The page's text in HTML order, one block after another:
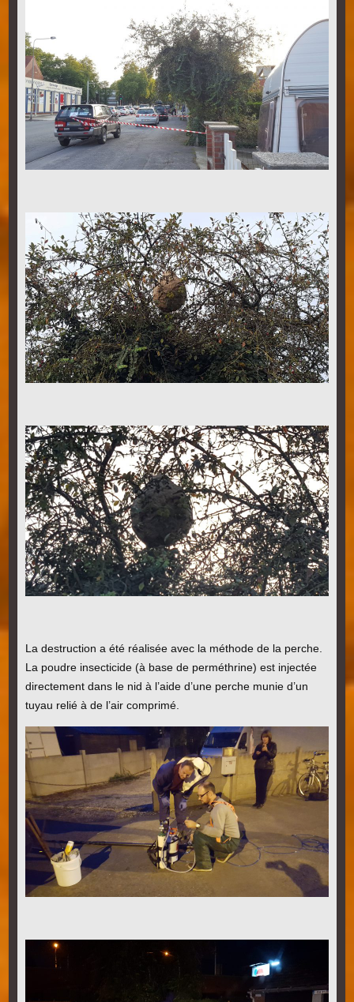
La destruction a été réalisée avec la méthode de la perche.
La poudre insecticide (à base de perméthrine) est injectée
directement dans le nid à l’aide d’une perche munie d’un
tuyau relié à de l’air comprimé.